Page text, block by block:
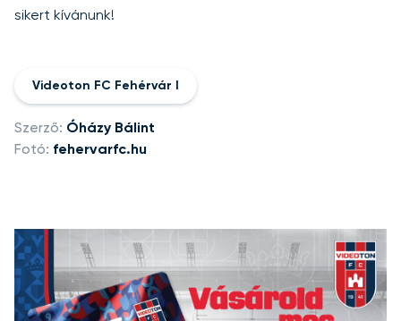
sikert kívánunk!
Videoton FC Fehérvár I
Szerző: Óházy Bálint
Fotó: fehervarfc.hu